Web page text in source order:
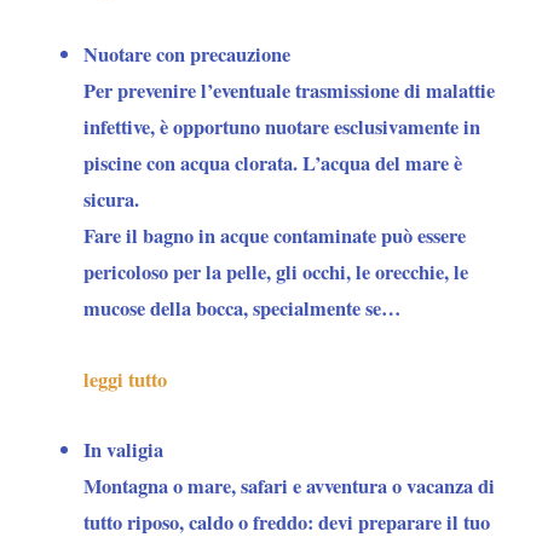
Nuotare con precauzione
Perprevenire l’eventuale trasmissione di malattie
infettive, è opportuno nuotare esclusivamente in
piscine con acqua clorata. L’acqua del mare è
sicura.
Fare il bagno in acque contaminate può essere
pericoloso per la pelle, gli occhi, le orecchie, le
mucose della bocca, specialmente se…
leggi tutto
In valigia
Montagna o mare, safari e avventura o vacanza di
tutto riposo, caldo o freddo: devi preparare il tuo